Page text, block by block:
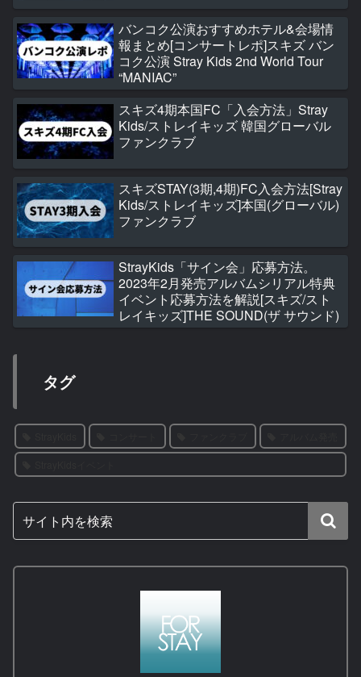
バンコク公演おすすめホテル&会場情
報まとめ[コンサートレポ]スキズ バン
コク公演 Stray Kids 2nd World Tour
“MANIAC”
スキズ4期本国FC「入会方法」Stray
Kids/ストレイキッズ 韓国グローバル
ファンクラブ
スキズSTAY(3期,4期)FC入会方法[Stray
Kids/ストレイキッズ]本国(グローバル)
ファンクラブ
StrayKids「サイン会」応募方法。
2023年2月発売アルバムシリアル特典
イベント応募方法を解説[スキズ/スト
レイキッズ]THE SOUND(ザ サウンド)
タグ